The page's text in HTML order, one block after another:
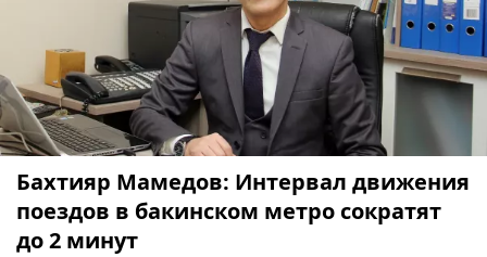
Бахтияр Мамедов: Интервал движения
поездов в бакинском метро сократят
до 2 минут